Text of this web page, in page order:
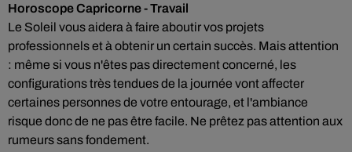
Horoscope Capricorne - Travail
Le Soleil vous aidera à faire aboutir vos projets
professionnels et à obtenir un certain succès. Mais attention
: même si vous n'êtes pas directement concerné, les
configurations très tendues de la journée vont affecter
certaines personnes de votre entourage, et l'ambiance
risque donc de ne pas être facile. Ne prêtez pas attention aux
rumeurs sans fondement.